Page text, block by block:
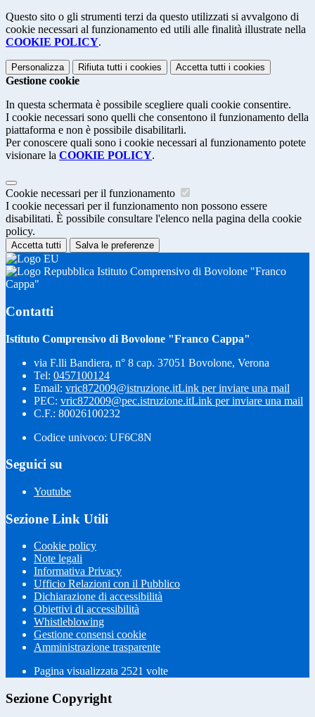
Questo sito o gli strumenti terzi da questo utilizzati si avvalgono di
cookie necessari al funzionamento ed utili alle finalità illustrate nella
COOKIE POLICY.
Personalizza Rifiuta tutti i cookies Accetta tutti i cookies
Gestione cookie
In questa schermata è possibile scegliere quali cookie consentire.
I cookie necessari sono quelli che consentono il funzionamento della
piattaforma e non è possibile disabilitarli.
Per conoscere quali sono i cookie necessari al funzionamento potete
visionare la COOKIE POLICY.
Cookie necessari per il funzionamento
I cookie necessari per il funzionamento non possono essere
disabilitati. È possibile consultare l'elenco nella pagina della cookie
policy.
Accetta tutti Salva le preferenze
Istituto Comprensivo di Bovolone "Franco
Cappa"
Contatti
Istituto Comprensivo di Bovolone "Franco Cappa"
via F.lli Bandiera, n° 8 cap. 37051 Bovolone, Verona
Tel: 0457100124
Email: vric872009@istruzione.itLink per inviare una mail
PEC: vric872009@pec.istruzione.itLink per inviare una mail
C.F.: 80026100232
Codice univoco: UF6C8N
Seguici su
Youtube
Sezione Link Utili
Cookie policy
Note legali
Informativa Privacy
Ufficio Relazioni con il Pubblico
Dichiarazione di accessibilità
Obiettivi di accessibilità
Whistleblowing
Gestione consensi cookie
Amministrazione trasparente
Pagina visualizzata 2521 volte
Sezione Copyright